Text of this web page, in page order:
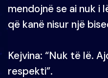
mendojnë se ai nuk i
që kanë nisur një
Kejvina: “Nuk të lë.
respekti”.